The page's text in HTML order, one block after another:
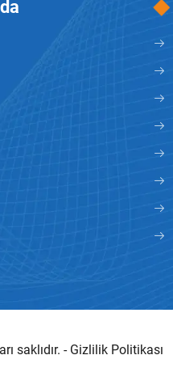
saklıdır. - Gizlilik Politikası